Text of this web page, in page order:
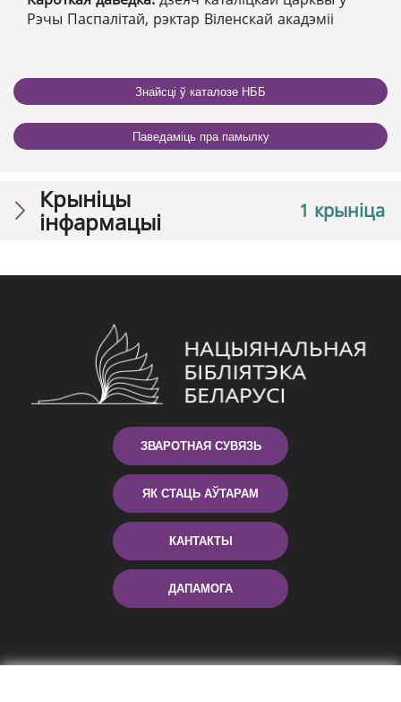
Рэчы Паспалітай, рэктар Віленскай акадэміі
Знайсці ў каталозе НББ
Паведаміць пра памылку
1 крыніца
Крыніцы
інфармацыі
ЗВАРОТНАЯ СУВЯЗЬ
ЯК СТАЦЬ АЎТАРАМ
КАНТАКТЫ
ДАПАМОГА